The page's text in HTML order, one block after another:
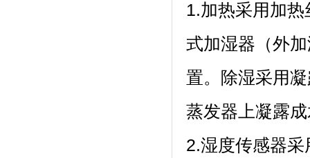
1.加热采用加热
式加湿器（外加湿
置。除湿采
蒸发器上凝露成
2.湿度传感器采